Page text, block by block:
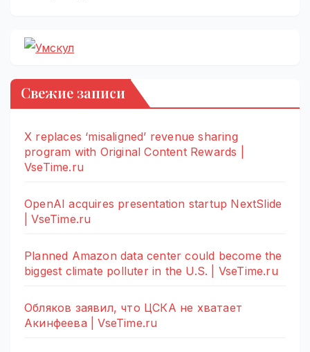
Свежие записи
X replaces ‘misaligned’ revenue sharing
program with Original Content Rewards |
VseTime.ru
OpenAI acquires presentation startup NextSlide
| VseTime.ru
Planned Amazon data center could become the
biggest climate polluter in the U.S. | VseTime.ru
Обляков заявил, что ЦСКА не хватает
Акинфеева | VseTime.ru